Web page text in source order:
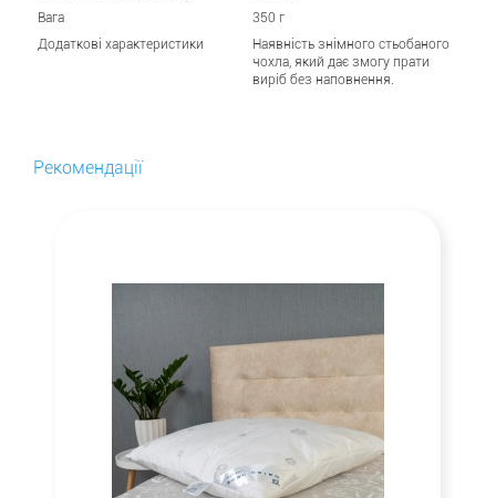
Вага
350 г
Додаткові характеристики
Наявність знімного стьобаного
чохла, який дає змогу прати
виріб без наповнення.
Рекомендації